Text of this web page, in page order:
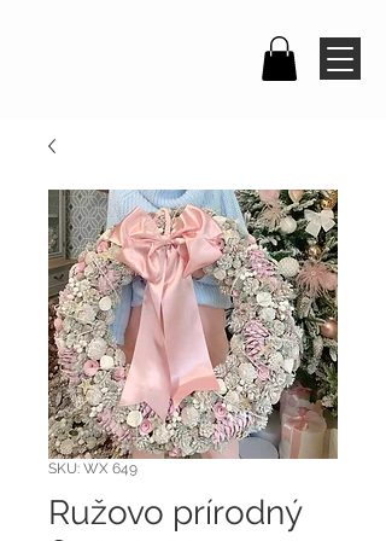
SKU: WX 649
Ružovo prírodný